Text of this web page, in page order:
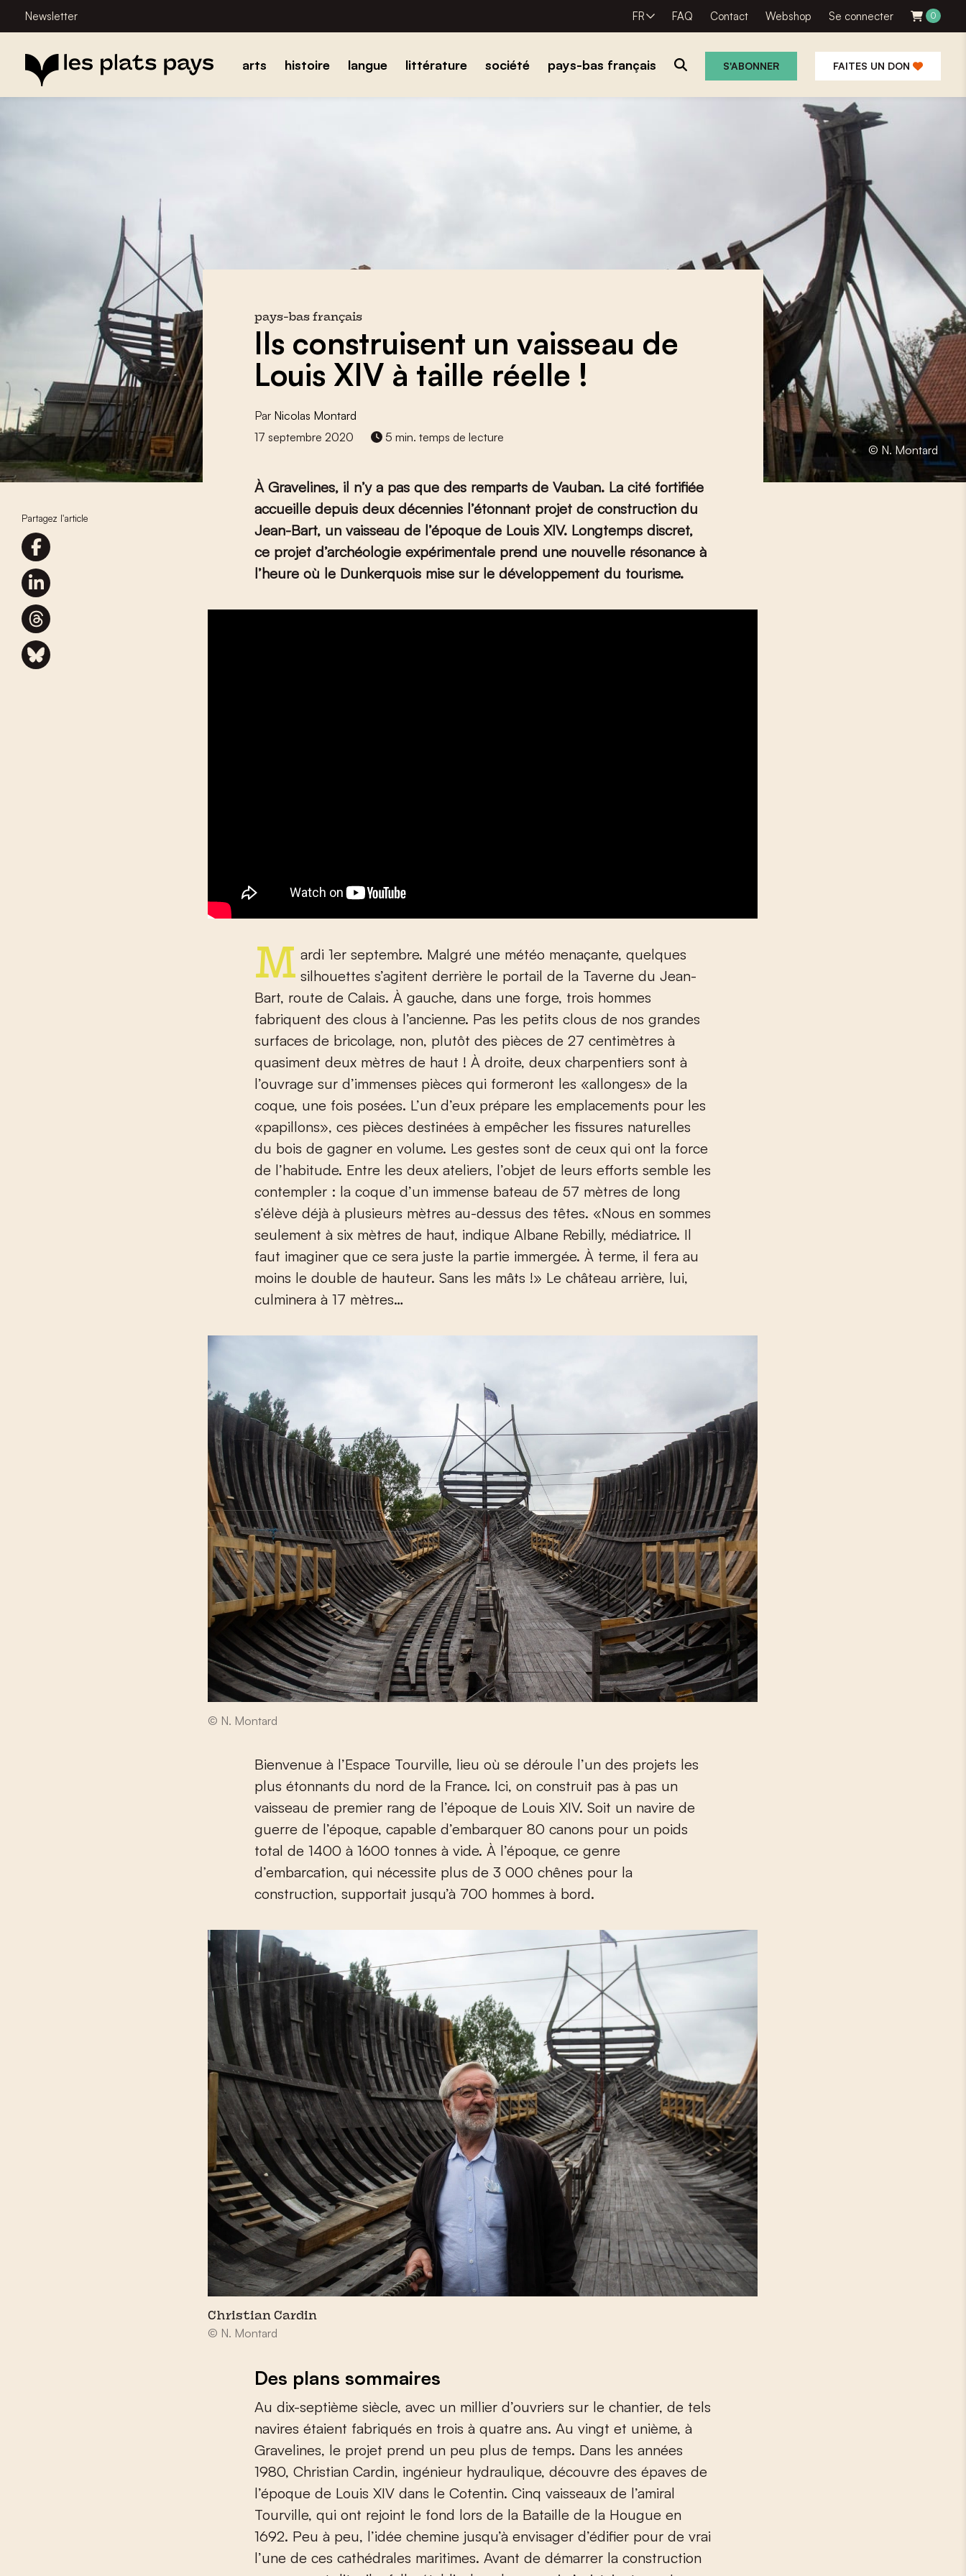
Newsletter FR FAQ Contact Webshop Se connecter 0
arts histoire langue littérature société pays-bas français S'ABONNER FAITES UN DON
© N. Montard
Partagez l'article
pays-bas français
Ils construisent un vaisseau de
Louis XIV à taille réelle !
Par Nicolas Montard
17 septembre 2020
5 min. temps de lecture
À Gravelines, il n’y a pas que des remparts de Vauban. La cité fortifiée
accueille depuis deux décennies l’étonnant projet de construction du
Jean-Bart, un vaisseau de l’époque de Louis XIV. Longtemps discret,
ce projet d’archéologie expérimentale prend une nouvelle résonance à
l’heure où le Dunkerquois mise sur le développement du tourisme.
Mardi 1er septembre. Malgré une météo menaçante, quelques silhouettes s’agitent derrière le portail de la Taverne du Jean-
Bart, route de Calais. À gauche, dans une forge, trois hommes
fabriquent des clous à l’ancienne. Pas les petits clous de nos grandes
surfaces de bricolage, non, plutôt des pièces de 27 centimètres à
quasiment deux mètres de haut ! À droite, deux charpentiers sont à
l’ouvrage sur d’immenses pièces qui formeront les «allonges» de la
coque, une fois posées. L’un d’eux prépare les emplacements pour les
«papillons», ces pièces destinées à empêcher les fissures naturelles
du bois de gagner en volume. Les gestes sont de ceux qui ont la force
de l’habitude. Entre les deux ateliers, l’objet de leurs efforts semble les
contempler : la coque d’un immense bateau de 57 mètres de long
s’élève déjà à plusieurs mètres au-dessus des têtes. «Nous en sommes
seulement à six mètres de haut, indique Albane Rebilly, médiatrice. Il
faut imaginer que ce sera juste la partie immergée. À terme, il fera au
moins le double de hauteur. Sans les mâts !» Le château arrière, lui,
culminera à 17 mètres…
© N. Montard
Bienvenue à l’Espace Tourville, lieu où se déroule l’un des projets les
plus étonnants du nord de la France. Ici, on construit pas à pas un
vaisseau de premier rang de l’époque de Louis XIV. Soit un navire de
guerre de l’époque, capable d’embarquer 80 canons pour un poids
total de 1400 à 1600 tonnes à vide. À l’époque, ce genre
d’embarcation, qui nécessite plus de 3 000 chênes pour la
construction, supportait jusqu’à 700 hommes à bord.
Christian Cardin
© N. Montard
Des plans sommaires
Au dix-septième siècle, avec un millier d’ouvriers sur le chantier, de tels
navires étaient fabriqués en trois à quatre ans. Au vingt et unième, à
Gravelines, le projet prend un peu plus de temps. Dans les années
1980, Christian Cardin, ingénieur hydraulique, découvre des épaves de
l’époque de Louis XIV dans le Cotentin. Cinq vaisseaux de l’amiral
Tourville, qui ont rejoint le fond lors de la Bataille de la Hougue en
1692. Peu à peu, l’idée chemine jusqu’à envisager d’édifier pour de vrai
l’une de ces cathédrales maritimes. Avant de démarrer la construction